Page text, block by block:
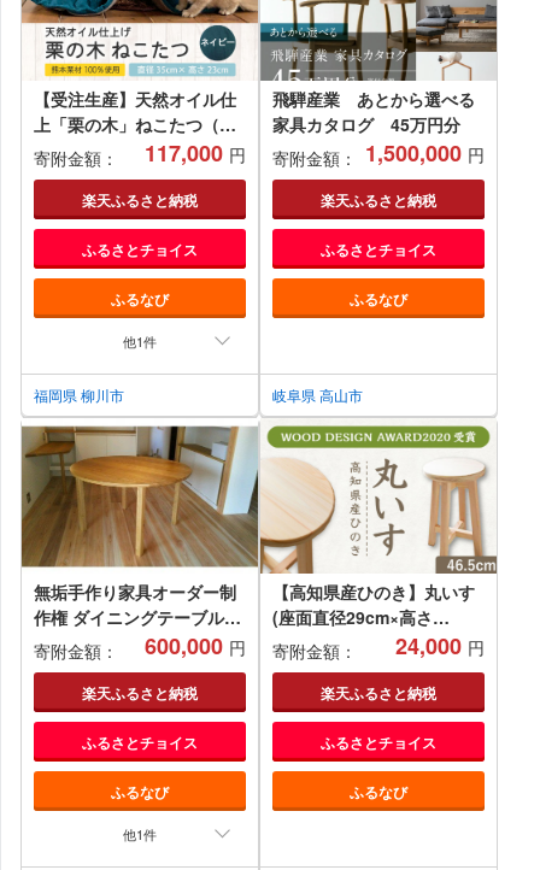
【受注生産】天然オイル仕
上「栗の木」ねこたつ（ネ
イビー） ペット用 こたつ
寄附金額： 117,000 円
楽天ふるさと納税
ふるさとチョイス
ふるなび
他1件
福岡県 柳川市
飛騨産業 あとから選べる
家具カタログ 45万円分
寄附金額：
1,500,000 円
楽天ふるさと納税
ふるさとチョイス
ふるなび
岐阜県 高山市
無垢手作り家具オーダー制
作権 ダイニングテーブル等
(180,000円分)
寄附金額： 600,000 円
楽天ふるさと納税
ふるさとチョイス
ふるなび
他1件
【高知県産ひのき】丸いす
(座面直径29cm×高さ
46.5cm×座面板厚3cm) / 椅
子 いす イス 丸椅子 丸イス
腰掛け ウッドチェア 木製チ
ェア インテリア 木製スツー
ル スツール 国産 高知 ひの
き ヒノキ 檜 シンプル 家具
【木作り工房こだかさ】
寄附金額： 24,000 円
楽天ふるさと納税
ふるさとチョイス
ふるなび